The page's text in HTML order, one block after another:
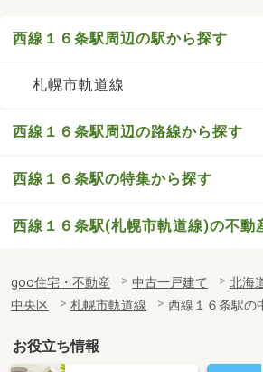
西線１６条駅周辺の駅から探す
札幌市軌道線
西線１６条駅周辺の路線から探す
西線１６条駅の特集から探す
西線１６条駅(札幌市軌道線)の不動
goo住宅・不動産 中古一戸建て 北海
中央区
札幌市軌道線 西線１６条駅の
お役立ち情報